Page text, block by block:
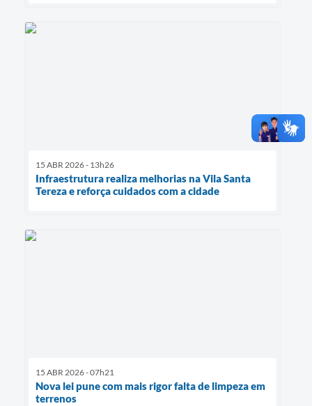
15 ABR 2026 - 13h26
Infraestrutura realiza melhorias na Vila Santa
Tereza e reforça cuidados com a cidade
15 ABR 2026 - 07h21
Nova lei pune com mais rigor falta de limpeza em
terrenos